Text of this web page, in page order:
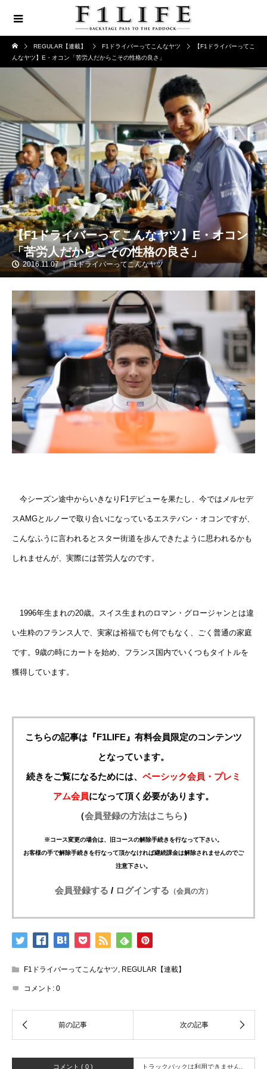
REGULAR【連載】 F1ドライバーってこんなヤツ
【F1ドライバーってこ
んなヤツ】E・オコン「苦労人だからこその性格の良さ」
【F1ドライバーってこんなヤツ】E・オコン
「苦労人だからこその性格の良さ」
2016.11.07 F1ドライバーってこんなヤツ
今シーズン途中からいきなりF1デビューを果たし、今ではメルセデ
スAMGとルノーで取り合いになっているエステバン・オコンですが、
こんなふうに言われるとスター街道を歩んできたように思われるかも
しれませんが、実際には苦労人なのです。
1996年生まれの20歳。スイス生まれのロマン・グロージャンとは違
い生粋のフランス人で、実家は裕福でも何でもなく、ごく普通の家庭
です。9歳の時にカートを始め、フランス国内でいくつもタイトルを
獲得しています。
こちらの記事は『F1LIFE』有料会員限定のコンテンツ
となっています。
続きをご覧になるためには、 ベーシック会員・プレミ
アム会員になって頂く必要があります。
（会員登録の方法はこちら）
※コース変更の場合は、旧コースの解除手続きを行なって下さい。
お客様の手で解除手続きを行なって頂かなければ継続課金は解除されませんのでご
注意下さい。
会員登録する / ログインする （会員の方）
F1ドライバーってこんなヤツ, REGULAR【連載】
コメント: 0
コメント ( 0 ) トラックバックは利用できません。